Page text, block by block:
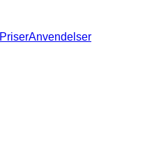
PriserAnvendelser